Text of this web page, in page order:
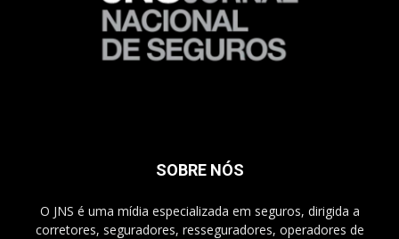
SOBRE NÓS
O JNS é uma mídia especializada em seguros, dirigida a
corretores, seguradores, resseguradores, operadores de